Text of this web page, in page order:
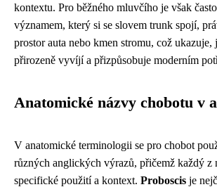
kontextu. Pro běžného mluvčího je však
významem, který si se slovem trunk spojí,
prostor auta nebo kmen stromu, což ukazuje,
přirozeně vyvíjí a přizpůsobuje moderním
Anatomické názvy chobotu v
V anatomické terminologii se pro chobot
různých anglických výrazů, přičemž každý z
specifické použití a kontext. Proboscis je